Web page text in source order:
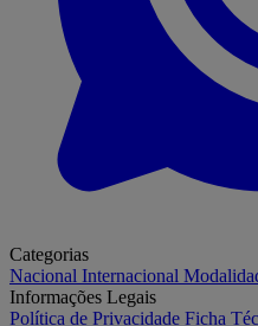
Categorias
Nacional Internacional
Informações Legais
Política de Privacidade Ficha